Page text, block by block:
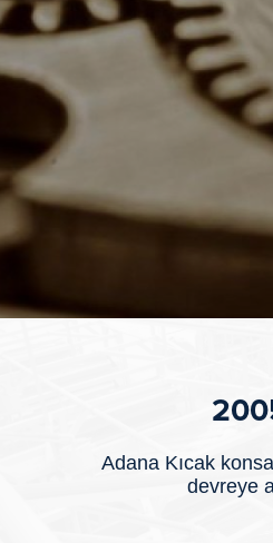
Adana Kıcak
devreye